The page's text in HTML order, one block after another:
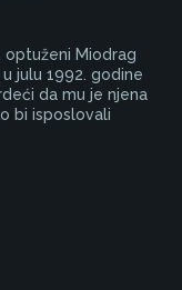
optuženi Miodrag
julu 1992. godine
da mu je njena
bi isposlovali